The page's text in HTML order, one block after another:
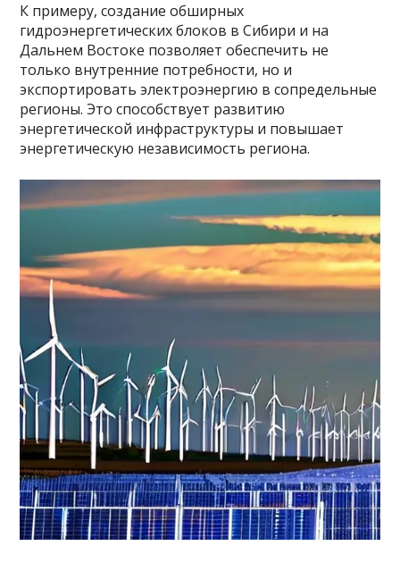
К примеру, создание обширных
гидроэнергетических блоков в Сибири и на
Дальнем Востоке позволяет обеспечить не
только внутренние потребности, но и
экспортировать электроэнергию в сопредельные
регионы. Это способствует развитию
энергетической инфраструктуры и повышает
энергетическую независимость региона.